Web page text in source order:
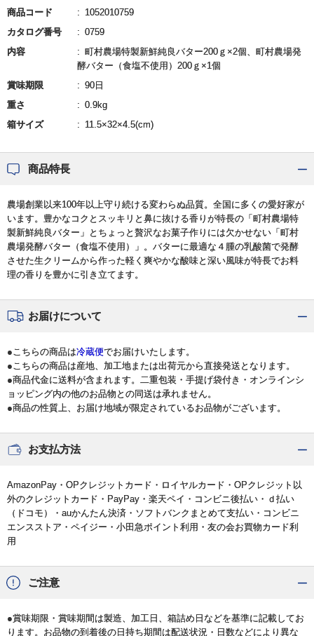
商品コード
1052010759
カタログ番号
0759
内容
町村農場特製新鮮純良バター200ｇ×2個、町村農場発
酵バター（食塩不使用）200ｇ×1個
賞味期限
90日
重さ
0.9kg
箱サイズ
11.5×32×4.5(cm)
商品特長
農場創業以来100年以上守り続ける変わらぬ品質。全国に多くの愛好家が
います。豊かなコクとスッキリと鼻に抜ける香りが特長の「町村農場特
製新鮮純良バター」とちょっと贅沢なお菓子作りには欠かせない「町村
農場発酵バター（食塩不使用）」。バターに最適な４腫の乳酸菌で発酵
させた生クリームから作った軽く爽やかな酸味と深い風味が特長でお料
理の香りを豊かに引き立てます。
お届けについて
●こちらの商品は冷蔵便でお届けいたします。
●こちらの商品は産地、加工地または出荷元から直接発送となります。
●商品代金に送料が含まれます。二重包装・手提げ袋付き・オンラインシ
ョッピング内の他のお品物との同送は承れません。
●商品の性質上、お届け地域が限定されているお品物がございます。
お支払方法
AmazonPay・OPクレジットカード・ロイヤルカード・OPクレジット以
外のクレジットカード・PayPay・楽天ペイ・コンビニ後払い・ｄ払い
（ドコモ）・auかんたん決済・ソフトバンクまとめて支払い・コンビニ
エンスストア・ペイジー・小田急ポイント利用・友の会お買物カード利
用
ご注意
●賞味期限・賞味期間は製造、加工日、箱詰め日などを基準に記載してお
ります。お品物の到着後の日持ち期間は配送状況・日数などにより異な